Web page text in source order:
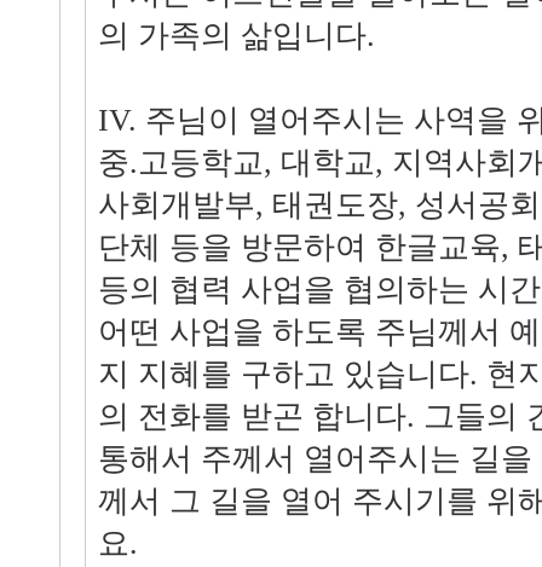
의 가족의 삶입니다.
IV. 주님이 열어주시는 사역을
중.고등학교, 대학교, 지역사회
사회개발부, 태권도장, 성서공
단체 등을 방문하여 한글교육,
등의 협력 사업을 협의하는 시
어떤 사업을 하도록 주님께서
지 지혜를 구하고 있습니다. 현
의 전화를 받곤 합니다. 그들의
통해서 주께서 열어주시는 길
께서 그 길을 열어 주시기를 위
요.